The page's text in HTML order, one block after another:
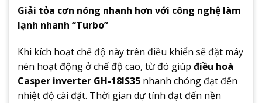
Giải tỏa cơn nóng nhanh hơn với công nghệ làm
lạnh nhanh “Turbo”
Khi kích hoạt chế độ này trên điều khiển sẽ đặt máy
nén hoạt động ở chế độ cao, từ đó giúp điều hoà
Casper inverter GH-18IS35 nhanh chóng đạt đến
nhiệt độ cài đặt. Thời gian dự tính đạt đến nền